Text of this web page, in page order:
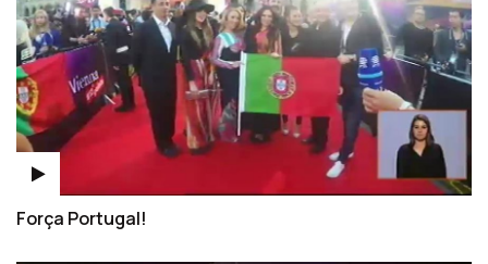
Força Portugal!